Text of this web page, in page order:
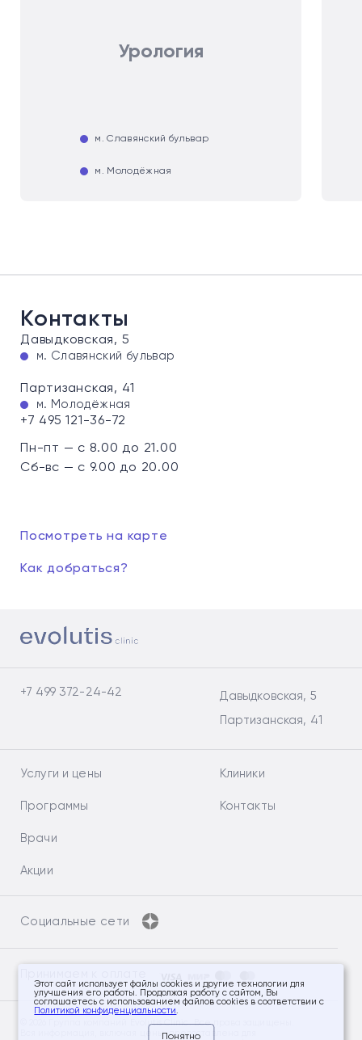
Урология
м. Славянский бульвар
м. Молодёжная
Контакты
Давыдковская, 5
м. Славянский бульвар
Партизанская, 41
м. Молодёжная
+7 495 121-36-72
Пн-пт — с 8.00 до 21.00
Сб-вс — с 9.00 до 20.00
Посмотреть на карте
Как добраться?
+7 499 372-24-42
Давыдковская, 5
Партизанская, 41
Услуги и цены
Программы
Врачи
Акции
Клиники
Контакты
Социальные сети
© 2026 Группа компаний Evolutis Clinic. Все права защищены.
Вся информация, включая цены, предоставлена для
Этот сайт использует файлы cookies и другие технологии для
улучшения его работы. Продолжая работу с сайтом, Вы
соглашаетесь с использованием файлов cookies в соответствии с
Политикой конфиденциальности.
Понятно